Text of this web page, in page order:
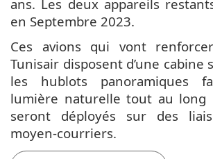
ans. Les deux appareils
en Septembre 2023.
Ces avions qui vont
Tunisair disposent d’une cabine
les hublots panoramiques
lumière naturelle tout au long
seront déployés sur des
moyen-courriers.